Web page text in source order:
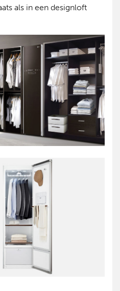
als in een designloft